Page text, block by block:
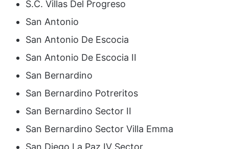
S.C. Villas Del Progreso
San Antonio
San Antonio De Escocia
San Antonio De Escocia II
San Bernardino
San Bernardino Potreritos
San Bernardino Sector II
San Bernardino Sector Villa Emma
San Diego La Paz IV Sector